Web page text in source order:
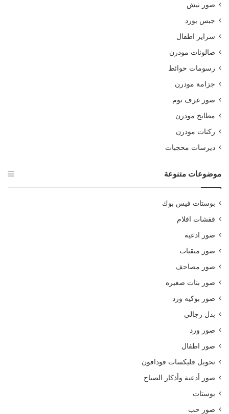
صور نيش
جبس بورد
سراير اطفال
صالونات مودرن
رسومات حوائط
جزامة مودرن
صور غرف نوم
مطابخ مودرن
ركنات مودرن
ديرسات محجبات
موضوعات متنوعة
بوستات فيس بوك
قفشات افلام
صور ادعيه
صور منقبات
صور مصاحف
صور بنات صغيره
صور بوكيه ورد
بدل رجالي
صور ورد
صور اطفال
تحويل فليكسات فودافون
صور أدعية وأذكار الصباح
بوستات
صور حب